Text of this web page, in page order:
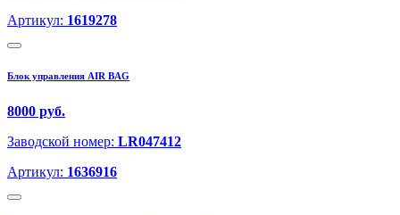
Артикул: 1619278
Блок управления AIR BAG
8000 руб.
Заводской номер: LR047412
Артикул: 1636916